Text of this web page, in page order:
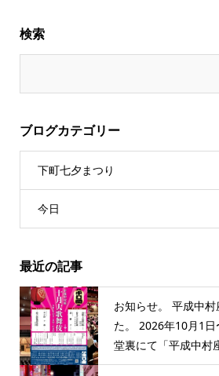
検索
ブログカテゴリー
下町七夕まつり
今日
最近の記事
お知らせ。 平成中
た。 2026年10月1
堂裏にて「平成中村